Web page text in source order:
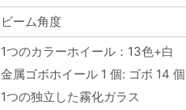
ビーム角度
1つのカラーホイール：13色+白
金属ゴボホイール 1 個: ゴボ 14
1つの独立した霧化ガラス